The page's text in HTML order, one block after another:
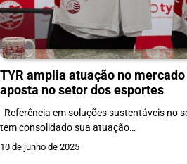
TYR amplia atuação no
aposta no setor dos esportes
Referência em soluções sustentáveis no
tem consolidado sua atuação…
10 de junho de 2025